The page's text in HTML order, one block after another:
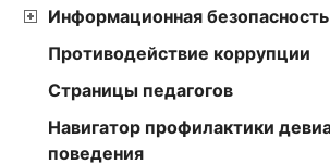
Информационная безопасность
Противодействие коррупции
Страницы педагогов
Навигатор профилактики
поведения